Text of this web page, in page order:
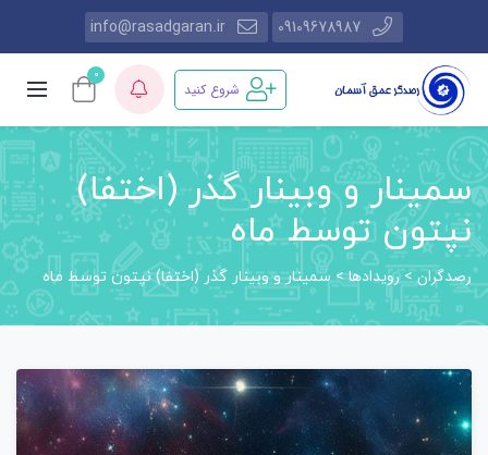
09109678987
info@rasadgaran.ir
شروع کنید
0
سمینار و وبینار گذر (اختفا)
نپتون توسط ماه
رصدگران>رویدادها>سمینار و وبینار گذر (اختفا) نپتون توسط ماه